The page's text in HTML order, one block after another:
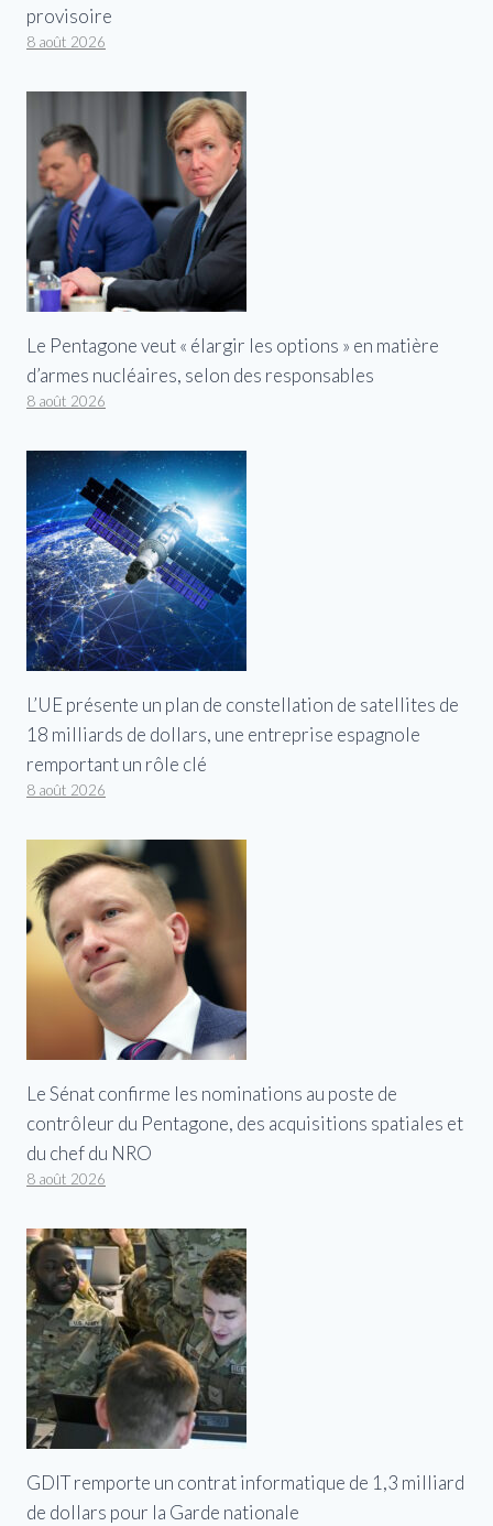
provisoire
8 août 2026
Le Pentagone veut « élargir les options » en matière
d’armes nucléaires, selon des responsables
8 août 2026
L’UE présente un plan de constellation de satellites de
18 milliards de dollars, une entreprise espagnole
remportant un rôle clé
8 août 2026
Le Sénat confirme les nominations au poste de
contrôleur du Pentagone, des acquisitions spatiales et
du chef du NRO
8 août 2026
GDIT remporte un contrat informatique de 1,3 milliard
de dollars pour la Garde nationale